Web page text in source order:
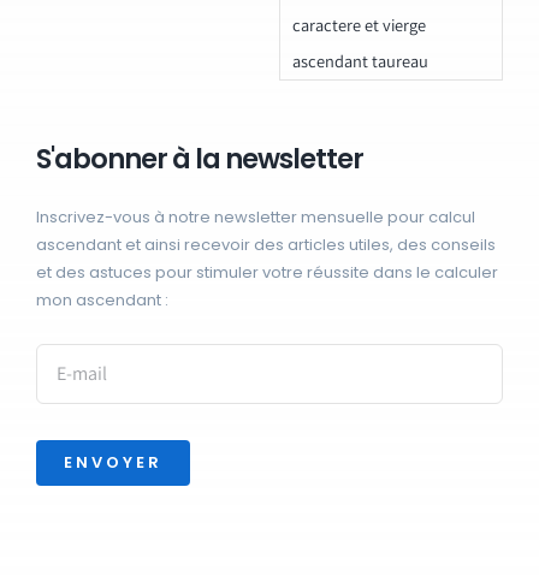
caractere et vierge
ascendant taureau
S'abonner à la newsletter
Inscrivez-vous à notre newsletter mensuelle pour calcul
ascendant et ainsi recevoir des articles utiles, des conseils
et des astuces pour stimuler votre réussite dans le calculer
mon ascendant :
ENVOYER